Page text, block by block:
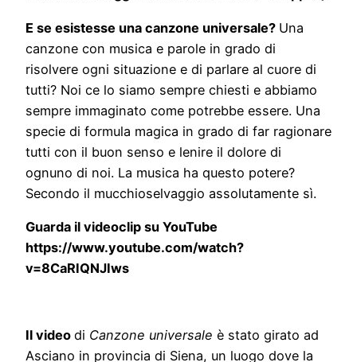
E se esistesse una canzone universale? Una
canzone con musica e parole in grado di
risolvere ogni situazione e di parlare al cuore di
tutti? Noi ce lo siamo sempre chiesti e abbiamo
sempre immaginato come potrebbe essere. Una
specie di formula magica in grado di far ragionare
tutti con il buon senso e lenire il dolore di
ognuno di noi. La musica ha questo potere?
Secondo il mucchioselvaggio assolutamente sì.
Guarda il videoclip su YouTube
https://www.youtube.com/watch?
v=8CaRIQNJIws
Il video di Canzone universale è stato girato ad
Asciano in provincia di Siena, un luogo dove la